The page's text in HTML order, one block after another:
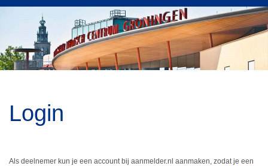
Login
Als deelnemer kun je een account bij aanmelder.nl aanmaken, zodat je een